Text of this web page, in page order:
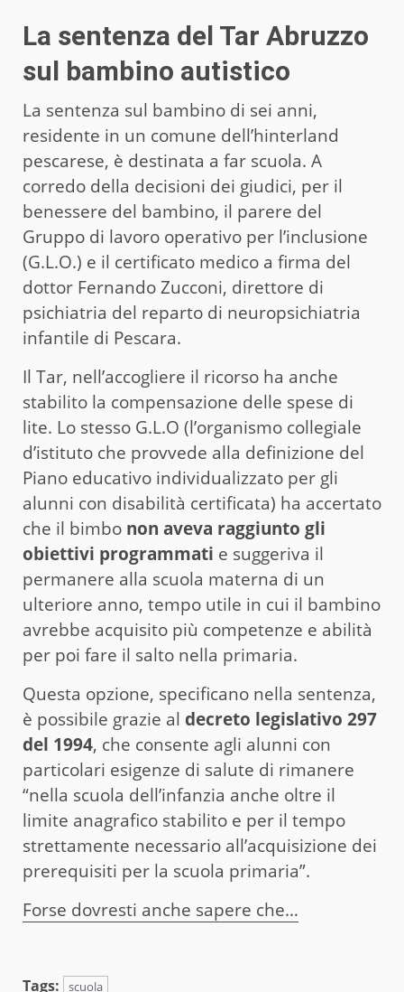
La sentenza del Tar Abruzzo
sul bambino autistico
La sentenza sul bambino di sei anni,
residente in un comune dell’hinterland
pescarese, è destinata a far scuola. A
corredo della decisioni dei giudici, per il
benessere del bambino, il parere del
Gruppo di lavoro operativo per l’inclusione
(G.L.O.) e il certificato medico a firma del
dottor Fernando Zucconi, direttore di
psichiatria del reparto di neuropsichiatria
infantile di Pescara.
Il Tar, nell’accogliere il ricorso ha anche
stabilito la compensazione delle spese di
lite. Lo stesso G.L.O (l’organismo collegiale
d’istituto che provvede alla definizione del
Piano educativo individualizzato per gli
alunni con disabilità certificata) ha accertato
che il bimbo non aveva raggiunto gli
obiettivi programmati e suggeriva il
permanere alla scuola materna di un
ulteriore anno, tempo utile in cui il bambino
avrebbe acquisito più competenze e abilità
per poi fare il salto nella primaria.
Questa opzione, specificano nella sentenza,
è possibile grazie al decreto legislativo 297
del 1994, che consente agli alunni con
particolari esigenze di salute di rimanere
“nella scuola dell’infanzia anche oltre il
limite anagrafico stabilito e per il tempo
strettamente necessario all’acquisizione dei
prerequisiti per la scuola primaria”.
Forse dovresti anche sapere che…
Tags: scuola